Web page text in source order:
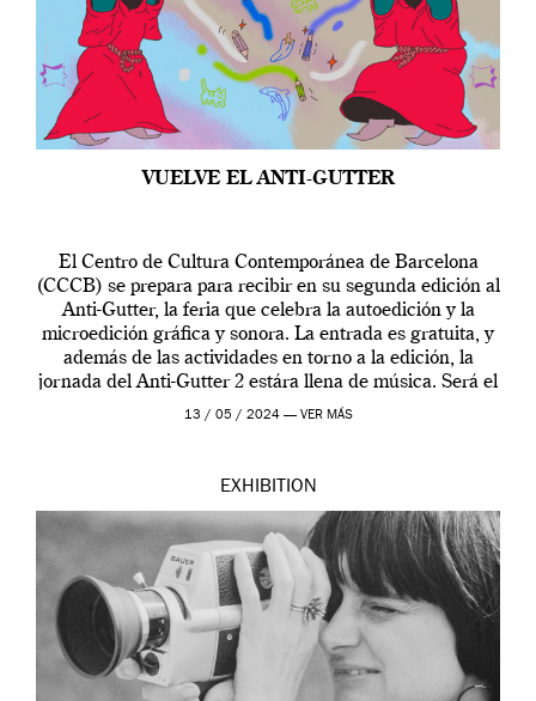
VUELVE EL ANTI-GUTTER
El Centro de Cultura Contemporánea de Barcelona
(CCCB) se prepara para recibir en su segunda edición al
Anti-Gutter, la feria que celebra la autoedición y la
microedición gráfica y sonora. La entrada es gratuita, y
además de las actividades en torno a la edición, la
jornada del Anti-Gutter 2 estára llena de música. Será el
[…]
13 / 05 / 2024 — VER MÁS
EXHIBITION